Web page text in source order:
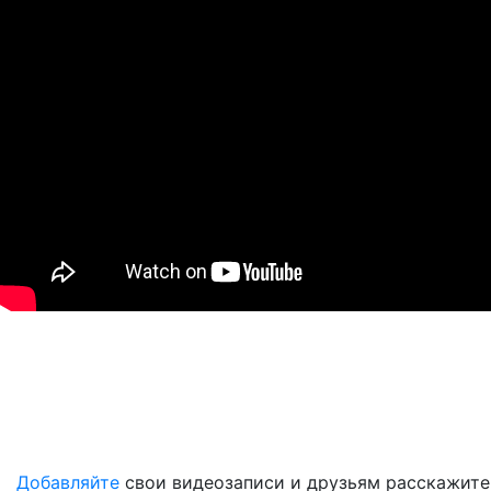
Добавляйте свои видеозаписи и друзьям